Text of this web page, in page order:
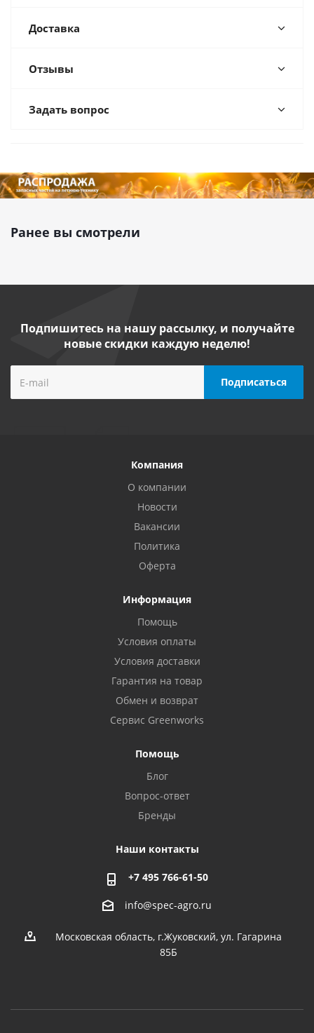
Доставка
Отзывы
Задать вопрос
Ранее вы смотрели
Подпишитесь на нашу рассылку, и получайте
новые скидки каждую неделю!
Компания
О компании
Новости
Вакансии
Политика
Оферта
Информация
Помощь
Условия оплаты
Условия доставки
Гарантия на товар
Обмен и возврат
Сервис Greenworks
Помощь
Блог
Вопрос-ответ
Бренды
Наши контакты
+7 495 766-61-50
info@spec-agro.ru
Московская область, г.Жуковский, ул. Гагарина
85Б